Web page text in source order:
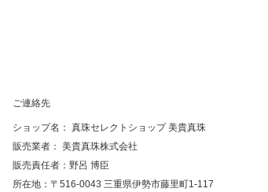
ご連絡先
ショップ名： 真珠セレクトショップ 美貴真珠
販売業者： 美貴真珠株式会社
販売責任者：野呂 博臣
所在地：〒516-0043 三重県伊勢市藤里町1-117